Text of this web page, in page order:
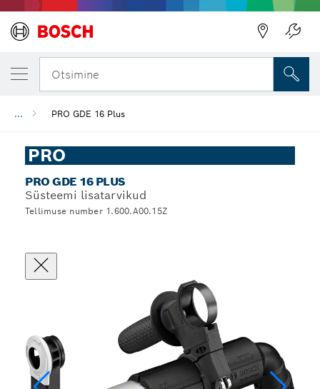
Otsimine
... PRO GDE 16 Plus
PRO
PRO GDE 16 PLUS
Süsteemi lisatarvikud
Tellimuse number 1.600.A00.15Z